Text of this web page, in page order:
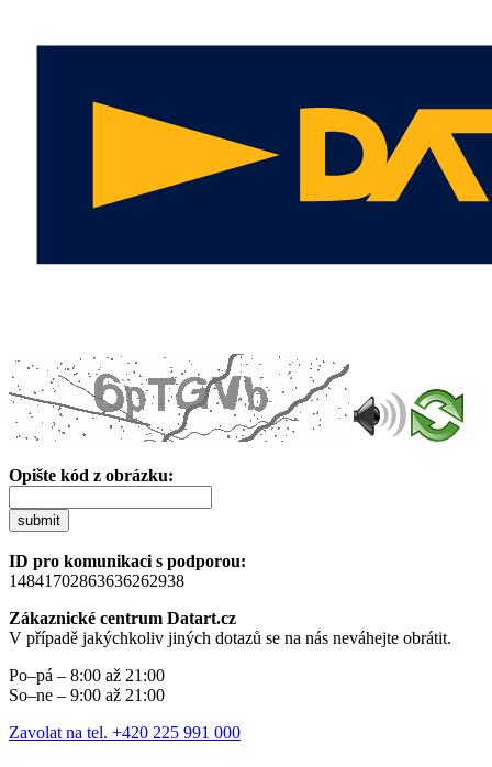
Opište kód z obrázku:
submit
ID pro komunikaci s podporou:
14841702863636262938
Zákaznické centrum Datart.cz
V případě jakýchkoliv jiných dotazů se na nás neváhejte obrátit.
Po–pá – 8:00 až 21:00
So–ne – 9:00 až 21:00
Zavolat na tel. +420 225 991 000